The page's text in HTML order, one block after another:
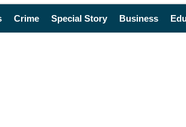
Crime Special Story Business